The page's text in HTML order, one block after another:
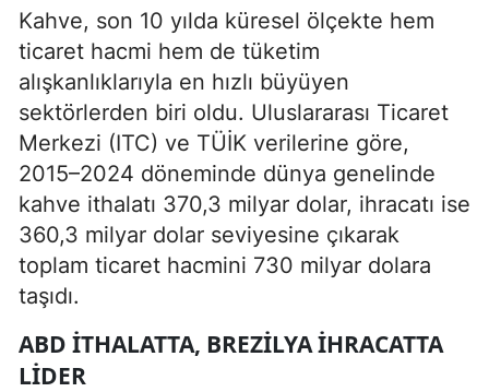
Kahve, son 10 yılda küresel ölçekte hem
ticaret hacmi hem de tüketim
alışkanlıklarıyla en hızlı büyüyen
sektörlerden biri oldu. Uluslararası Ticaret
Merkezi (ITC) ve TÜİK verilerine göre,
2015–2024 döneminde dünya genelinde
kahve ithalatı 370,3 milyar dolar, ihracatı ise
360,3 milyar dolar seviyesine çıkarak
toplam ticaret hacmini 730 milyar dolara
taşıdı.
ABD ITHALATTA, BREZILYA IHRACATTA
LIDER